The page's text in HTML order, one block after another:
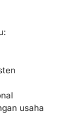
usaha